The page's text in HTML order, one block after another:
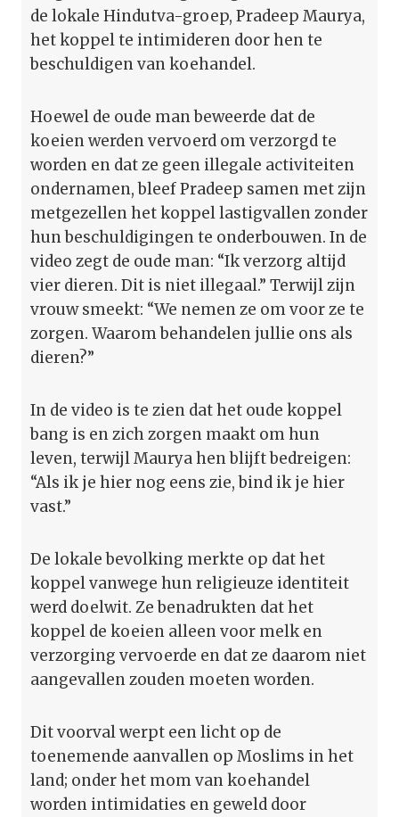
de lokale Hindutva-groep, Pradeep Maurya,
het koppel te intimideren door hen te
beschuldigen van koehandel.
Hoewel de oude man beweerde dat de
koeien werden vervoerd om verzorgd te
worden en dat ze geen illegale activiteiten
ondernamen, bleef Pradeep samen met zijn
metgezellen het koppel lastigvallen zonder
hun beschuldigingen te onderbouwen. In de
video zegt de oude man: “Ik verzorg altijd
vier dieren. Dit is niet illegaal.” Terwijl zijn
vrouw smeekt: “We nemen ze om voor ze te
zorgen. Waarom behandelen jullie ons als
dieren?”
In de video is te zien dat het oude koppel
bang is en zich zorgen maakt om hun
leven, terwijl Maurya hen blijft bedreigen:
“Als ik je hier nog eens zie, bind ik je hier
vast.”
De lokale bevolking merkte op dat het
koppel vanwege hun religieuze identiteit
werd doelwit. Ze benadrukten dat het
koppel de koeien alleen voor melk en
verzorging vervoerde en dat ze daarom niet
aangevallen zouden moeten worden.
Dit voorval werpt een licht op de
toenemende aanvallen op Moslims in het
land; onder het mom van koehandel
worden intimidaties en geweld door